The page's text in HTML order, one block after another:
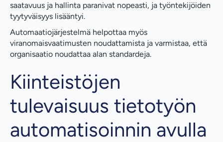
saatavuus ja hallinta paranivat nopeasti, ja työntekijöiden
tyytyväisyys lisääntyi.
Automaatiojärjestelmä helpottaa myös
viranomaisvaatimusten noudattamista ja varmistaa, että
organisaatio noudattaa alan standardeja.
Kiinteistöjen
tulevaisuus tietotyön
automatisoinnin avulla